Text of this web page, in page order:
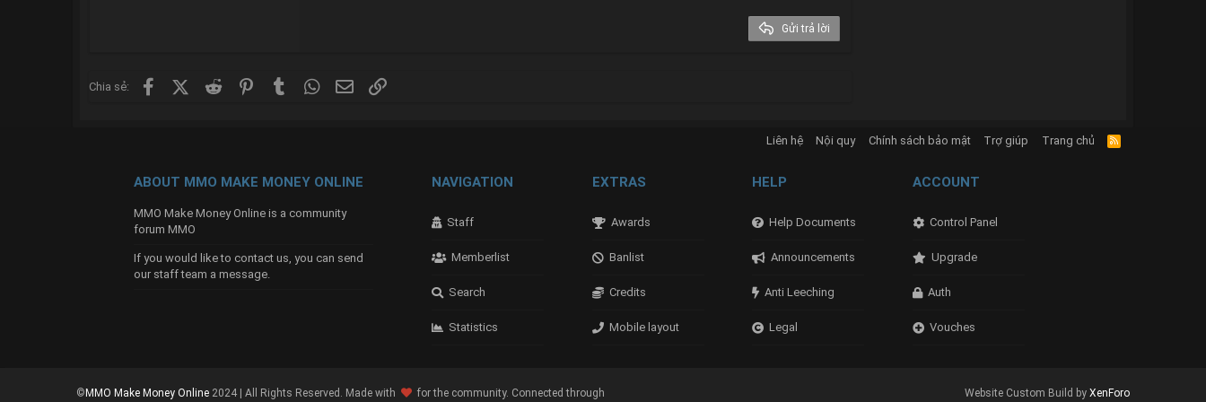
Gửi trả lời
Chia sẻ: FacebookX (Twitter)Reddit PinterestTumblr WhatsApp
Email
Liên hệ Nội quy Chính sách bảo mật Trợ giúp Trang chủ
R
S
ABOUT MMO MAKE MONEY ONLINE
MMO Make Money Online is a community
forum MMO
If you would like to contact us, you can send
our staff team a message.
NAVIGATION
Staff
Memberlist
Search
Statistics
EXTRAS
Awards
Banlist
Credits
Mobile layout
HELP
Help Documents
Announcements
Anti Leeching
Legal
ACCOUNT
Control Panel
Upgrade
Auth
Vouches
© MMO Make Money Online 2024 | All Rights Reserved. Made with for the community. Connected through Website Custom Build by XenForo